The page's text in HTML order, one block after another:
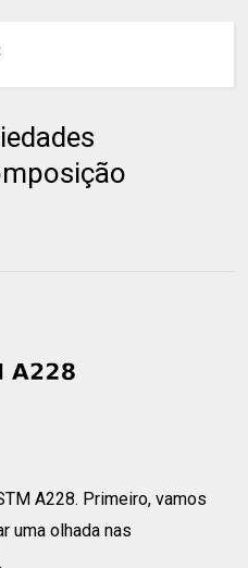
A228. Primeiro, vamos
uma olhada nas